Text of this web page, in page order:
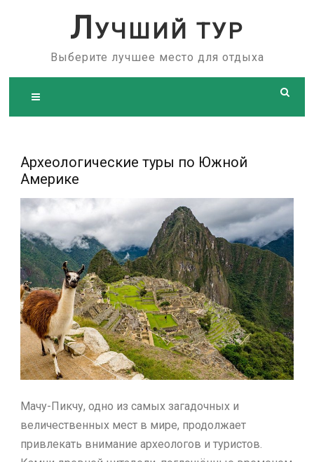
ЛУЧШИЙ ТУР
Выберите лучшее место для отдыха
Археологические туры по Южной
Америке
Мачу-Пикчу, одно из самых загадочных и
величественных мест в мире, продолжает
привлекать внимание археологов и туристов.